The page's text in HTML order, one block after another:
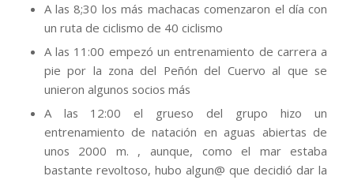
A las 8;30 los más machacas comenzaron el día con
un ruta de ciclismo de 40 ciclismo
A las 11:00 empezó un entrenamiento de carrera a
pie por la zona del Peñón del Cuervo al que se
unieron algunos socios más
A las 12:00 el grueso del grupo hizo un
entrenamiento de natación en aguas abiertas de
unos 2000 m. , aunque, como el mar estaba
bastante revoltoso, hubo algun@ que decidió dar la